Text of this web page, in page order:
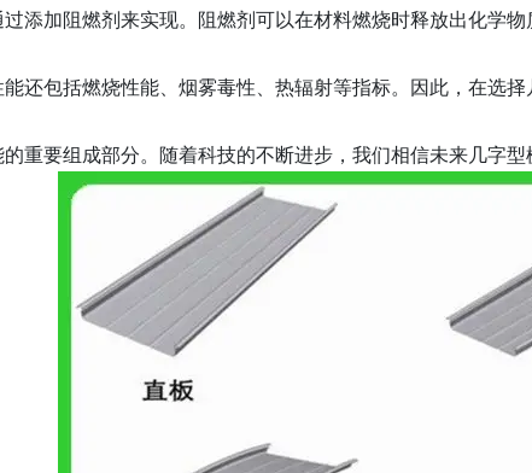
添加阻燃剂来实现。阻燃剂可以在材料燃烧时释放出化学
还包括燃烧性能、烟雾毒性、热辐射等指标。因此，在选
重要组成部分。随着科技的不断进步，我们相信未来几字